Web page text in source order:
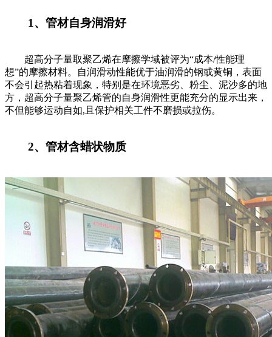
1、管材自身润滑好
超高分子量取聚乙烯在摩擦学域被评为“成本/性能理
想”的摩擦材料。自润滑动性能优于油润滑的钢或黄铜，表面
不会引起热粘着现象，特别是在环境恶劣、粉尘、泥沙多的地
方，超高分子量聚乙烯管的自身润滑性更能充分的显示出来，
不但能够运动自如,且保护相关工件不磨损或拉伤。
2、管材含蜡状物质